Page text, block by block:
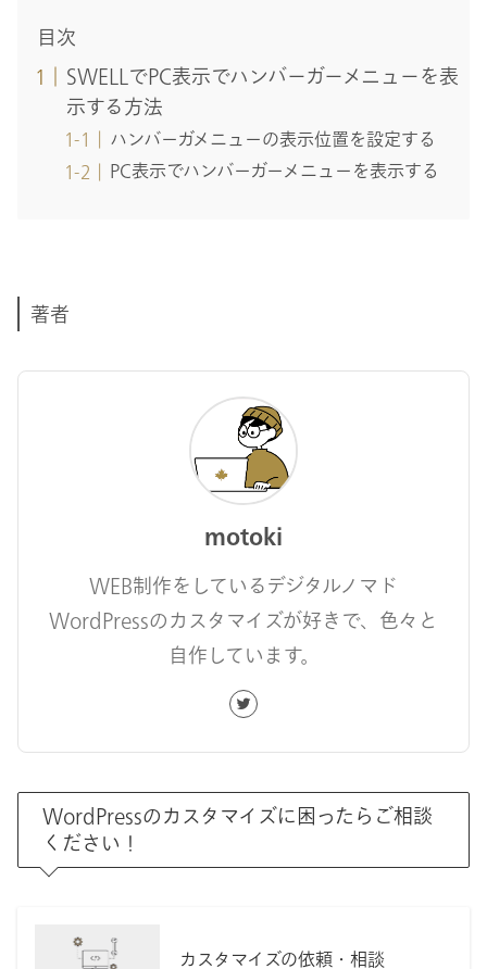
目次
SWELLでPC表示でハンバーガーメニューを表
示する方法
ハンバーガメニューの表示位置を設定する
PC表示でハンバーガーメニューを表示する
著者
motoki
WEB制作をしているデジタルノマド
WordPressのカスタマイズが好きで、色々と
自作しています。
WordPressのカスタマイズに困ったらご相談
ください！
カスタマイズの依頼・相談